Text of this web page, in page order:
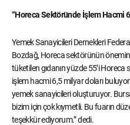
“Horeca Sektöründe İşlem Hacmi
Yemek Sanayicileri Dernekleri
Bozdağ, Horeca sektörünün
tüketilen gıdanın yüzde 55’i
işlem hacmi 6,5 milyar doları buluyor
yemek sanayicileri oluşturuyor.
bizim için çok kıymetli. Bu fuarın
teşekkür ediyorum.” dedi.